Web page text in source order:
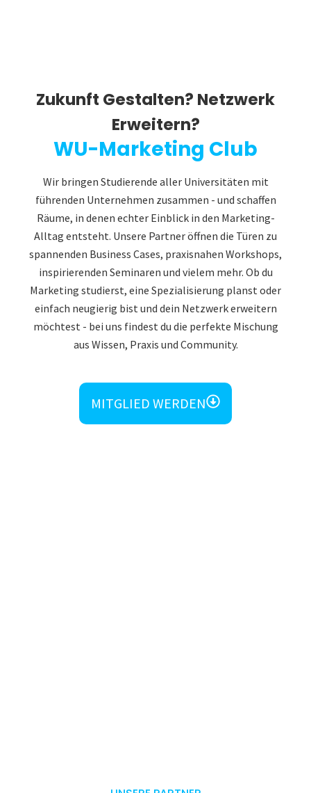
Zukunft Gestalten? Netzwerk
Erweitern?
WU-Marketing Club
Wir bringen Studierende aller Universitäten mit
führenden Unternehmen zusammen - und schaffen
Räume, in denen echter Einblick in den Marketing-
Alltag entsteht. Unsere Partner öffnen die Türen zu
spannenden Business Cases, praxisnahen Workshops,
inspirierenden Seminaren und vielem mehr. Ob du
Marketing studierst, eine Spezialisierung planst oder
einfach neugierig bist und dein Netzwerk erweitern
möchtest - bei uns findest du die perfekte Mischung
aus Wissen, Praxis und Community.
MITGLIED WERDEN